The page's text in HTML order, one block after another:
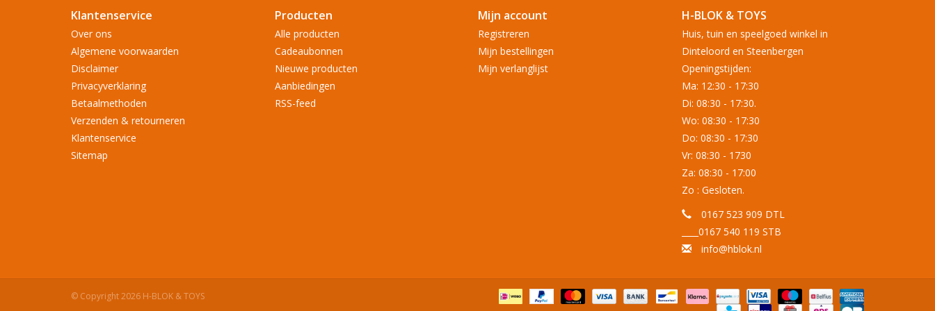
Klantenservice
Over ons
Algemene voorwaarden
Disclaimer
Privacyverklaring
Betaalmethoden
Verzenden & retourneren
Klantenservice
Sitemap
Producten
Alle producten
Cadeaubonnen
Nieuwe producten
Aanbiedingen
RSS-feed
Mijn account
Registreren
Mijn bestellingen
Mijn verlanglijst
H-BLOK & TOYS
Huis, tuin en speelgoed winkel in
Dinteloord en Steenbergen
Openingstijden:
Ma: 12:30 - 17:30
Di: 08:30 - 17:30.
Wo: 08:30 - 17:30
Do: 08:30 - 17:30
Vr: 08:30 - 1730
Za: 08:30 - 17:00
Zo : Gesloten.
0167 523 909 DTL
____0167 540 119 STB
info@hblok.nl
© Copyright 2026 H-BLOK & TOYS